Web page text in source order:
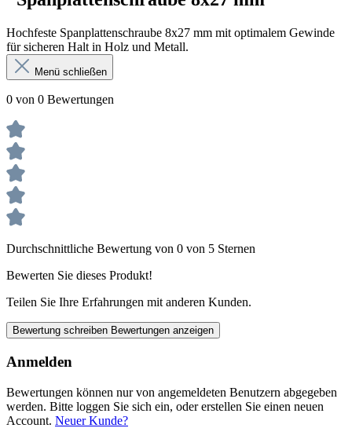
Hochfeste Spanplattenschraube 8x27 mm mit optimalem Gewinde
für sicheren Halt in Holz und Metall.
Menü schließen
0 von 0 Bewertungen
Durchschnittliche Bewertung von 0 von 5 Sternen
Bewerten Sie dieses Produkt!
Teilen Sie Ihre Erfahrungen mit anderen Kunden.
Bewertung schreiben Bewertungen anzeigen
Anmelden
Bewertungen können nur von angemeldeten Benutzern abgegeben
werden. Bitte loggen Sie sich ein, oder erstellen Sie einen neuen
Account. Neuer Kunde?